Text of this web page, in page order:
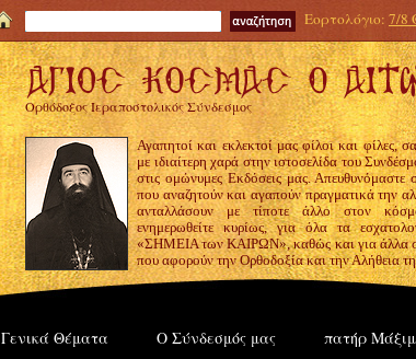
Εορτολόγιο: 7/8
Ορθόδοξος Ιεραποστολικός Σύνδεσμος
Αγαπητοί και εκλεκτοί μας φίλοι και φίλες,
με ιδιαίτερη χαρά στην ιστοσελίδα του
στις ομώνυμες Εκδόσεις μας. Απευθυνόμαστε
που αναζητούν και αγαπούν πραγματικά την
ανταλλάσουν με τίποτε άλλο στον
ενημερωθείτε κυρίως, για όλα τα
«ΣΗΜΕΙΑ των ΚΑΙΡΩΝ», καθώς και για άλλα
που αφορούν την Ορθοδοξία και την Αλήθεια
Γενικά Θέματα Ο Σύνδεσμός μας πατήρ